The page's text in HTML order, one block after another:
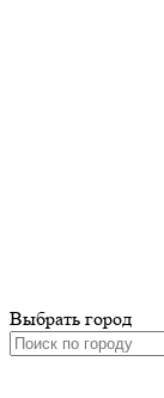
Выбрать город